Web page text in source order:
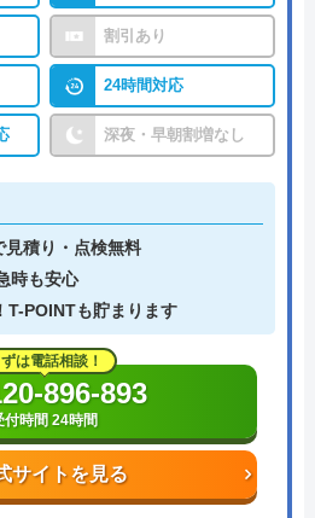
割引あり
24時間対応
深夜・早朝割増なし
積り・点検無料
時も安心
T-POINTも貯まります
サイトを見る
ずは電話相談！
896-893
付時間 24時間